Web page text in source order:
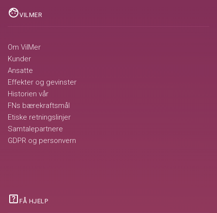
faceVILMER
Om VilMer
Kunder
Ansatte
Effekter og gevinster
Historien vår
FNs bærekraftsmål
Etiske retningslinjer
Samtalepartnere
GDPR og personvern
help_center FÅ HJELP